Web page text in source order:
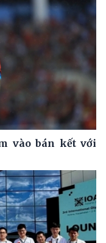
vào bán kết với